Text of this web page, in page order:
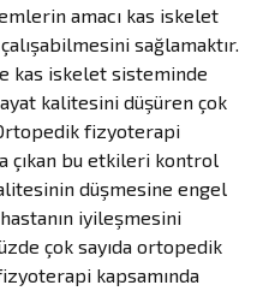
amacı kas iskelet
sağlamaktır.
kas iskelet sisteminde
kalitesini düşüren çok
fizyoterapi
çıkan bu etkileri kontrol
düşmesine engel
iyileşmesini
çok sayıda ortopedik
kapsamında